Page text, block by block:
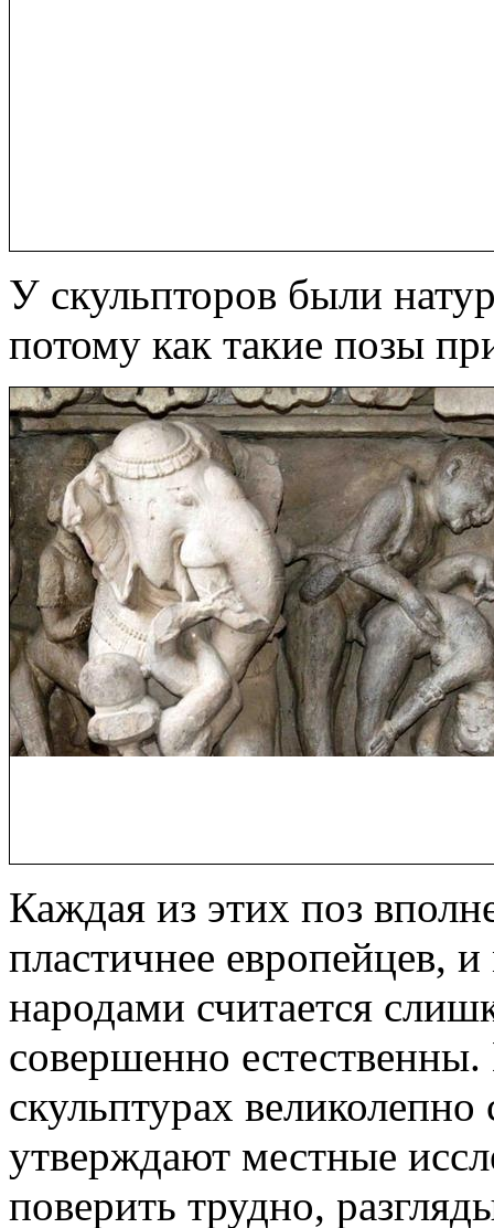
У скульпторов были
потому как такие позы
Каждая из этих поз
пластичнее европейцев,
народами считается
совершенно
скульптурах
утверждают местные
поверить трудно,